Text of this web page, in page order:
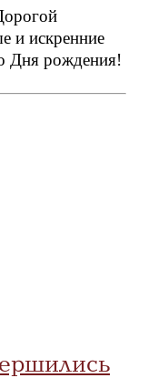
и искренние
Дня рождения!